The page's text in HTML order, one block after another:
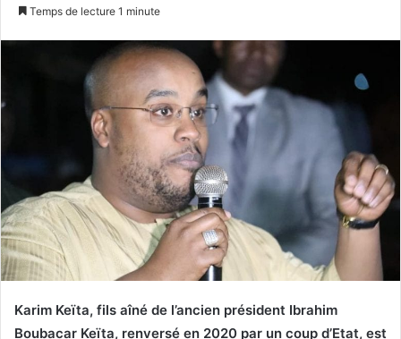
Temps de lecture 1 minute
Karim Keïta, fils aîné de l’ancien président Ibrahim
Boubacar Keïta, renversé en 2020 par un coup d’Etat, est